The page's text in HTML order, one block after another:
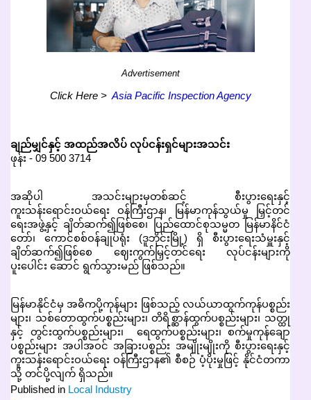
Advertisement
Click Here > Asia Pacific Inspection Agency
ချည်မျှင်နှင့် အထည်အလိပ် လုပ်ငန်းရှင်များအသင်း
ဖုန်း - 09 500 3714
အဆိုပါ အသင်းများမှတစ်ဆင့် စီးပွားရေးနှင့်
ကူးသန်းရောင်းဝယ်ရေး ဝန်ကြီးဌာန၊ မြန်မာကုန်သွယ်မှု မြှင့်တင်
ရေးအဖွဲ့နှင့် ချိတ်ဆက်၍ဖြစ်စေ၊ ပြည်ထောင်စုသမ္မတ မြန်မာနိင်ငံ
တော်၊ ကောင်စစ်ဝန်ချုပ်ရုံး (ဒူဘိုင်းမြို့) ရှိ စီးပွားရေးသံမှူးနှင့်
ချိတ်ဆက်၍ဖြစ်စေ ဈေးကွက်မြှင့်တင်ရေး လုပ်ငန်းများကို
ပူးပေါင်း ဆောင် ရွက်သွားမည် ဖြစ်သည်။
မြန်မာနိုင်ငံမှ အဓိကပို့ကုန်များ ဖြစ်သည့် လယ်ယာထွက်ကုန်ပစ္စည်း
များ၊ သစ်တောထွက်ပစ္စည်းများ၊ တိရိစ္ဆာန်ထွက်ပစ္စည်းများ၊ သတ္ထု
နှင့် တွင်းထွက်ပစ္စည်းများ၊ ရေထွက်ပစ္စည်းများ၊ စက်မှုကုန်ချော
ပစ္စည်းများ အပါအဝင် အခြားပစ္စည်း အမျိုးမျိုးကို စီးပွားရေးနှင့်
ကူးသန်းရောင်းဝယ်ရေး ဝန်ကြီးဌာန၏ စီစဉ် ပံ့ပိုးမှုဖြင့် နိုင်ငံတကာ
သို့ တင်ပို့လျက် ရှိသည်။
Published in Local Industry